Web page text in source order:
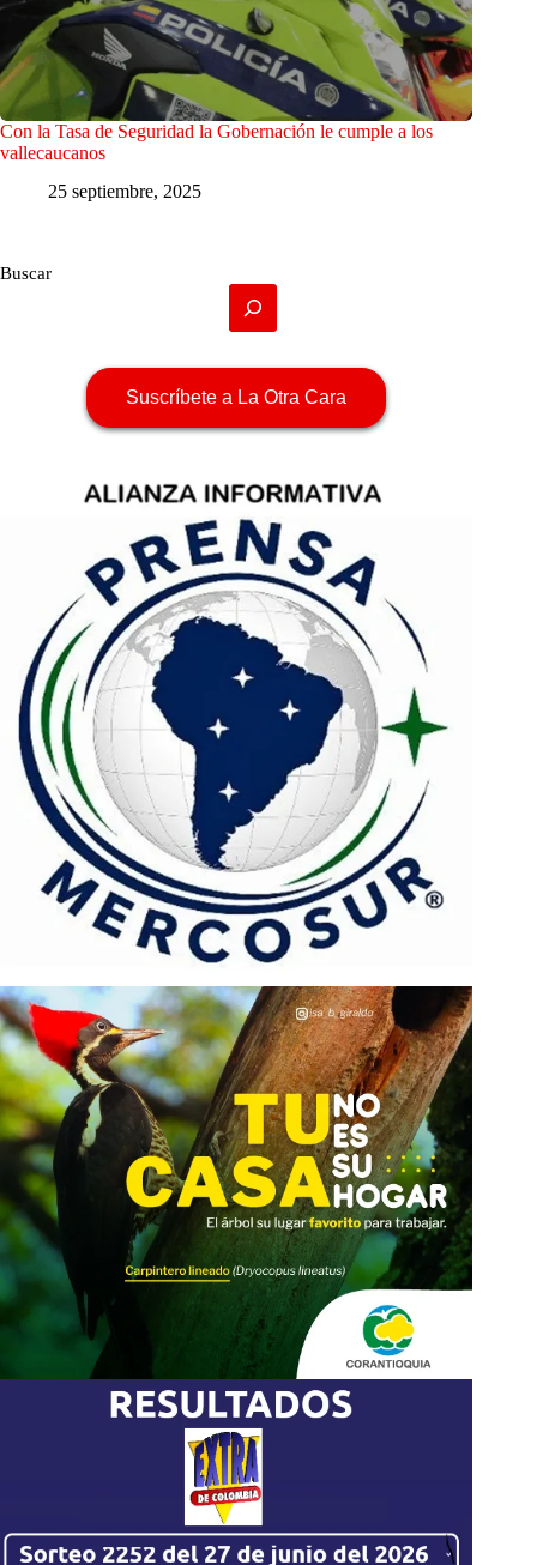
Con la Tasa de Seguridad la Gobernación le cumple a los
vallecaucanos
25 septiembre, 2025
Buscar
Suscríbete a La Otra Cara